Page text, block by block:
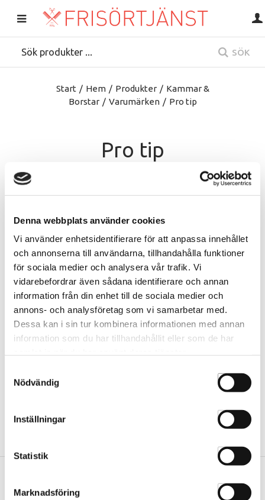
Denna webbplats använder cookies
Vi använder enhetsidentifierare för att anpassa innehållet
och annonserna till användarna, tillhandahålla funktioner
för sociala medier och analysera vår trafik. Vi
vidarebefordrar även sådana identifierare och annan
information från din enhet till de sociala medier och
annons- och analysföretag som vi samarbetar med.
Dessa kan i sin tur kombinera informationen med annan
information som du har tillhandahållit eller som de har
Nödvändig
Inställningar
Statistik
Marknadsföring
SÖK
Start / Hem / Produkter / Kammar &
Borstar / Varumärken / Pro tip
Pro tip
Röd Klippkam Pro Tip 01
Röd Toupékam Pro Tip 03
Vår butik